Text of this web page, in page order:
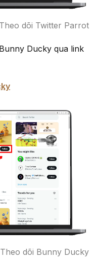
Theo dõi Twitter Parrot
Ducky qua link
Theo dõi Bunny Ducky